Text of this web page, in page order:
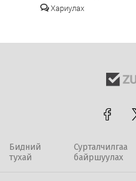
Хариулах
Бидний
тухай
Сурталчилгаа
байршуулах